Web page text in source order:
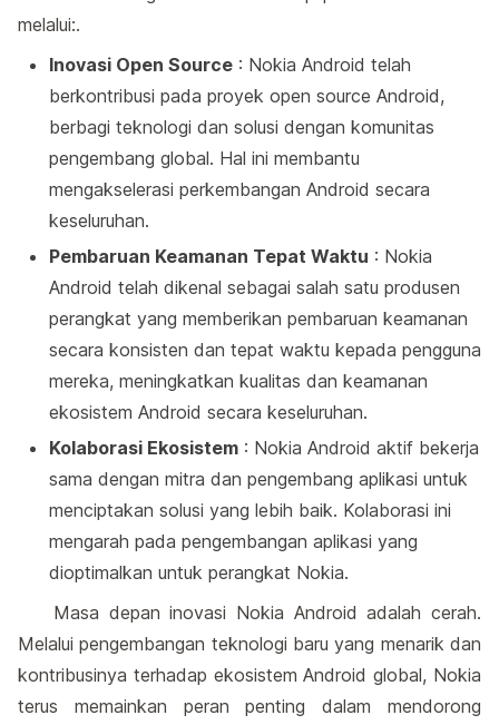
melalui:.
Inovasi Open Source : Nokia Android telah
berkontribusi pada proyek open source Android,
berbagi teknologi dan solusi dengan komunitas
pengembang global. Hal ini membantu
mengakselerasi perkembangan Android secara
keseluruhan.
Pembaruan Keamanan Tepat Waktu : Nokia
Android telah dikenal sebagai salah satu produsen
perangkat yang memberikan pembaruan keamanan
secara konsisten dan tepat waktu kepada pengguna
mereka, meningkatkan kualitas dan keamanan
ekosistem Android secara keseluruhan.
Kolaborasi Ekosistem : Nokia Android aktif bekerja
sama dengan mitra dan pengembang aplikasi untuk
menciptakan solusi yang lebih baik. Kolaborasi ini
mengarah pada pengembangan aplikasi yang
dioptimalkan untuk perangkat Nokia.
Masa depan inovasi Nokia Android adalah cerah.
Melalui pengembangan teknologi baru yang menarik dan
kontribusinya terhadap ekosistem Android global, Nokia
terus memainkan peran penting dalam mendorong